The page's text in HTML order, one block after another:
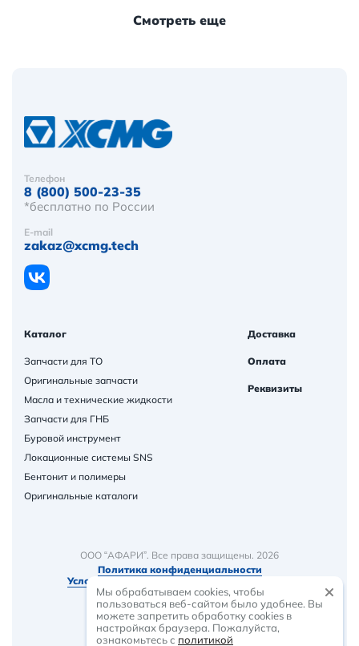
Смотреть еще
Телефон
8 (800) 500-23-35
*бесплатно по России
E-mail
zakaz@xcmg.tech
Каталог
Запчасти для ТО
Оригинальные запчасти
Масла и технические жидкости
Запчасти для ГНБ
Буровой инструмент
Локационные системы SNS
Бентонит и полимеры
Оригинальные каталоги
Доставка
Оплата
Реквизиты
ООО “АФАРИ”. Все права защищены. 2026
Политика конфиденциальности
Условия и порядок предоставления товаров
-растем вместе
Мы обрабатываем cookies, чтобы
пользоваться веб-сайтом было удобнее. Вы
можете запретить обработку сookies в
настройках браузера. Пожалуйста,
ознакомьтесь с политикой